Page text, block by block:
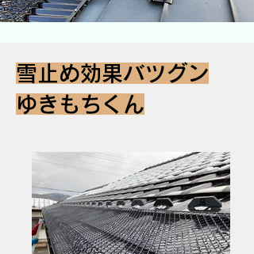
雪止め効果バツグン
ゆきもちくん